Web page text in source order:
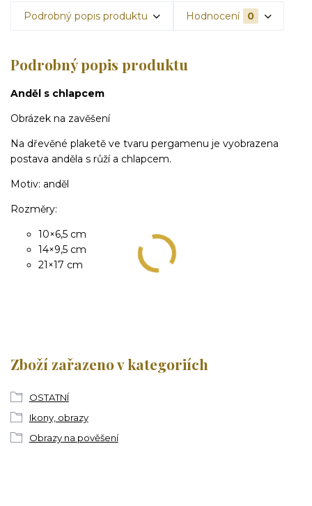
Podrobný popis produktu Hodnocení 0
Podrobný popis produktu
Anděl s chlapcem
Obrázek na zavěšení
Na dřevěné plaketě ve tvaru pergamenu je vyobrazena
postava anděla s růží a chlapcem.
Motiv: anděl
Rozměry:
10×6,5 cm
14×9,5 cm
21×17 cm
Zboží zařazeno v kategoriích
OSTATNÍ
Ikony, obrazy
Obrazy na pověšení